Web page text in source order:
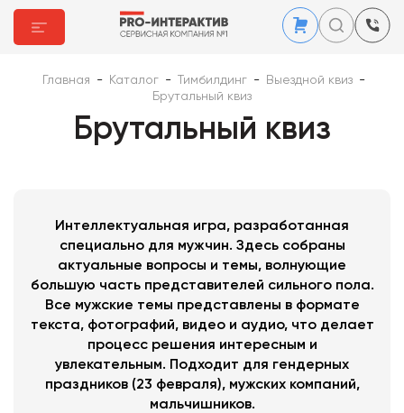
Главная - Каталог - Тимбилдинг - Выездной квиз
-
Брутальный квиз
Брутальный квиз
Интеллектуальная игра, разработанная
специально для мужчин. Здесь собраны
актуальные вопросы и темы, волнующие
большую часть представителей сильного пола.
Все мужские темы представлены в формате
текста, фотографий, видео и аудио, что делает
процесс решения интересным и
увлекательным. Подходит для гендерных
праздников (23 февраля), мужских компаний,
мальчишников.